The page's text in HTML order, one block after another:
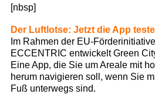
[nbsp]
Der Luftlotse: Jetzt die App
Im Rahmen der EU-
ECCENTRIC entwickelt Green
Eine App, die Sie um Areale mit
herum navigieren soll, wenn Sie
Fuß unterwegs sind.